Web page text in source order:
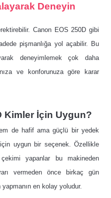
Deneyin
Canon EOS 250D gibi
pişmanlığa yol açabilir. Bu
deneyimlemek çok daha
ve konforunuza göre karar
Kimler İçin Uygun?
de hafif ama güçlü bir yedek
uygun bir seçenek. Özellikle
yapanlar bu makineden
vermeden önce birkaç gün
en kolay yoludur.